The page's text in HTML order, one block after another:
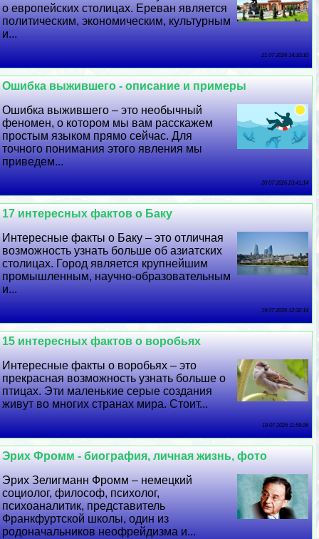
о европейских столицах. Ереван является
политическим, экономическим, культурным
и...
21 07 2026 14:10:10
Ошибка выжившего - описание и примеры
Ошибка выжившего – это необычный
феномен, о котором мы вам расскажем
простым языком прямо сейчас. Для
точного понимания этого явления мы
приведем...
20 07 2026 23:41:14
17 интересных фактов о Баку
Интересные факты о Баку – это отличная
возможность узнать больше об азиатских
столицах. Город является крупнейшим
промышленным, научно-образовательным
и...
19 07 2026 12:32:14
15 интересных фактов о воробьях
Интересные факты о воробьях – это
прекрасная возможность узнать больше о
птицах. Эти маленькие серые создания
живут во многих странах мира. Стоит...
18 07 2026 11:59:26
Эрих Фромм - биография, личная жизнь, фото
Эрих Зелигманн Фромм – немецкий
социолог, философ, психолог,
психоаналитик, представитель
Франкфуртской школы, один из
родоначальников неофрейдизма и...